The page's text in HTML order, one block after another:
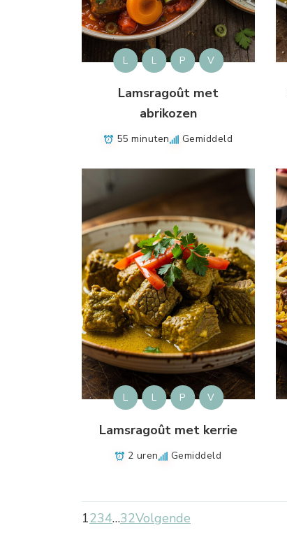
L L P V
Lamsragoût met
abrikozen
55 minuten Gemiddeld
L L P V
Lamsragoût met kerrie
2 uren Gemiddeld
1234…32Volgende